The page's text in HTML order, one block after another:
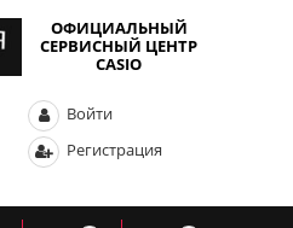
ОФИЦИАЛЬНЫЙ
СЕРВИСНЫЙ ЦЕНТР
CASIO
Войти
Регистрация